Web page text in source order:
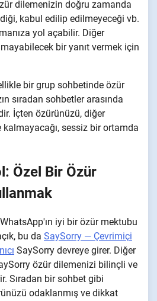
dilemenizin doğru zamanda
kabul edilip edilmeyeceği vb.
yol açabilir. Diğer
bir yanıt vermek için
bir grup sohbetinde özür
sıradan sohbetler arasında
İçten özürünüzü, diğer
kalmayacağı, sessiz bir ortamda
Özel Bir Özür
iyi bir özür mektubu
bu da SaySorry — Çevrimiçi
SaySorry devreye girer. Diğer
özür dilemenizi bilinçli ve
Sıradan bir sohbet gibi
odaklanmış ve dikkat